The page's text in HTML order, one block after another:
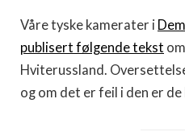
Våre tyske kamerater i
publisert følgende tekst
Hviterussland.
og om det er feil i den er